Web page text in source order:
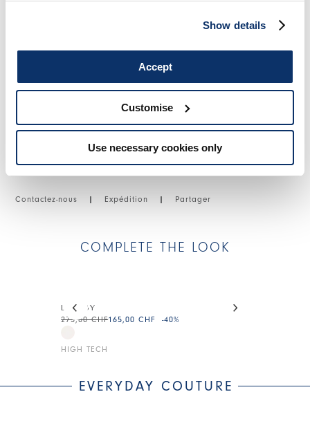
Show details
Accept
Customise
Use necessary cookies only
TAILLE ET COUPE
Contactez-nous | Expédition | Partager
COMPLETE THE LOOK
LULLIBY
HIGH TECH
275,00 CHF165,00 CHF -40%
EVERYDAY COUTURE